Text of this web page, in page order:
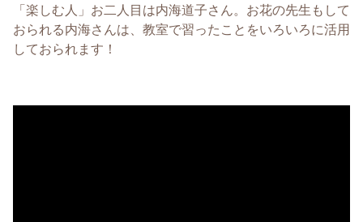
「楽しむ人」お二人目は内海道子さん。お花の先生もして
おられる内海さんは、教室で習ったことをいろいろに活用
しておられます！